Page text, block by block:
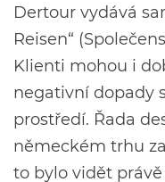
Dertour vydává
Reisen“
Klienti mohou i
negativní dopady
prostředí. Řada
německém trhu
to bylo vidět